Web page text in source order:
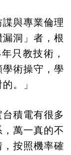
與專業倫理
洞」者，根
只教技術，
術操守，學
。」
積電有很多
萬一真的不
按照機率確